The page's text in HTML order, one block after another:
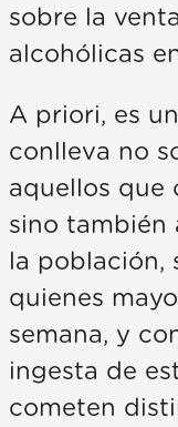
sobre la
alcohólicas
A priori, es
conlleva no
aquellos que
sino también
la población,
quienes
semana, y
ingesta de
cometen